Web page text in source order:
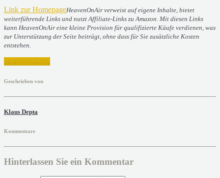
Link zur HomepageHeavenOnAir verweist auf eigene Inhalte, bietet
weiterführende Links und nutzt Affiliate-Links zu Amazon. Mit diesen Links
kann HeavenOnAir eine kleine Provision für qualifizierte Käufe verdienen, was
zur Unterstützung der Seite beiträgt, ohne dass für Sie zusätzliche Kosten
entstehen.
Geschrieben von
Klaus Depta
Kommentare
Hinterlassen Sie ein Kommentar